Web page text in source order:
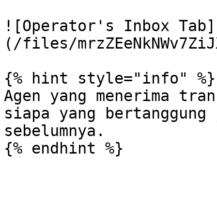
![Operator's Inbox Tab]
(/files/
{% hint style="info" %}
Agen yang menerima
siapa yang
sebelumnya.